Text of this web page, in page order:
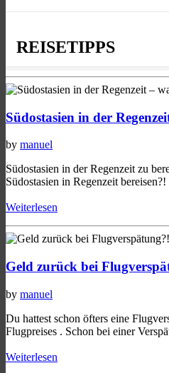
REISETIPPS
Südostasien in der
by manuel
Südostasien in der Regenzeit zu
Südostasien in Regenzeit
Weiterlesen
Geld zurück bei
by manuel
Du hattest schon öfters eine
Flugpreises . Schon bei einer
Weiterlesen